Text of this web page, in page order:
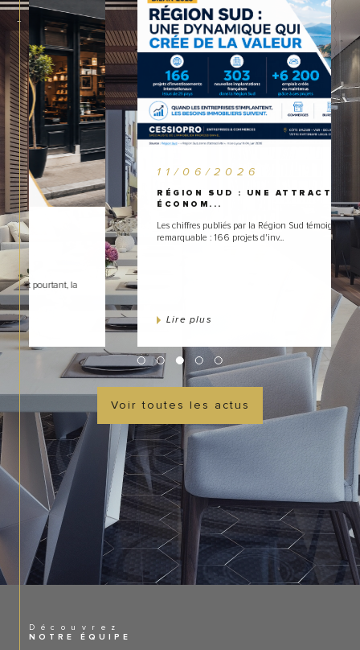
11/06/2026
RÉGION SUD : UNE ATTRACTIVITÉ
ÉCONOM...
Les chiffres publiés par la Région Sud témoignent d'un dynamisme
remarquable : 166 projets d'inv...
Voir toutes les actus
Découvrez
NOTRE ÉQUIPE